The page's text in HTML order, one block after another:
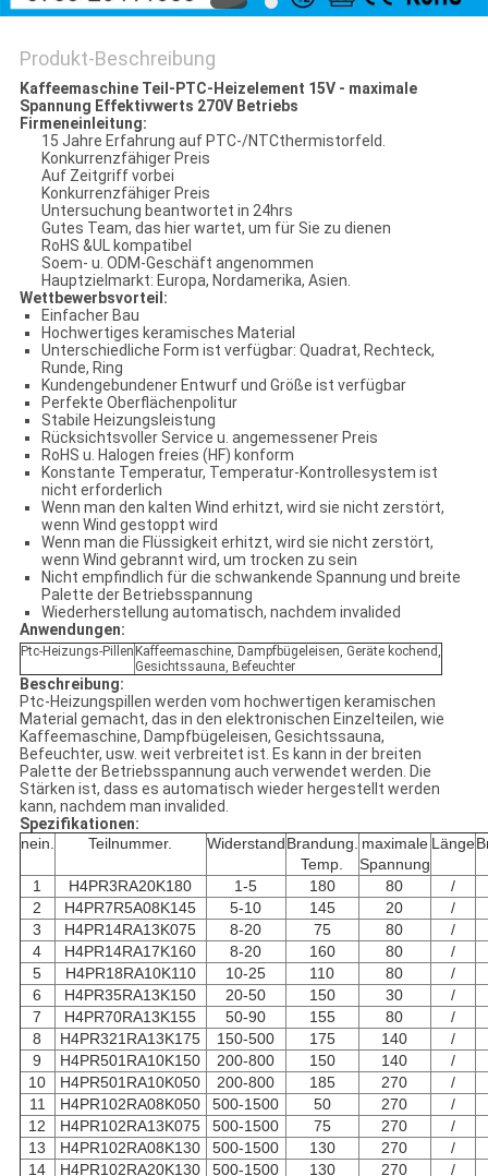
Produkt-Beschreibung
Kaffeemaschine Teil-PTC-Heizelement 15V - maximale
Spannung Effektivwerts 270V Betriebs
Firmeneinleitung:
15 Jahre Erfahrung auf PTC-/NTCthermistorfeld.
Konkurrenzfähiger Preis
Auf Zeitgriff vorbei
Konkurrenzfähiger Preis
Untersuchung beantwortet in 24hrs
Gutes Team, das hier wartet, um für Sie zu dienen
RoHS &UL kompatibel
Soem- u. ODM-Geschäft angenommen
Hauptzielmarkt: Europa, Nordamerika, Asien.
Wettbewerbsvorteil:
Einfacher Bau
Hochwertiges keramisches Material
Unterschiedliche Form ist verfügbar: Quadrat, Rechteck,
Runde, Ring
Kundengebundener Entwurf und Größe ist verfügbar
Perfekte Oberflächenpolitur
Stabile Heizungsleistung
Rücksichtsvoller Service u. angemessener Preis
RoHS u. Halogen freies (HF) konform
Konstante Temperatur, Temperatur-Kontrollesystem ist
nicht erforderlich
Wenn man den kalten Wind erhitzt, wird sie nicht zerstört,
wenn Wind gestoppt wird
Wenn man die Flüssigkeit erhitzt, wird sie nicht zerstört,
wenn Wind gebrannt wird, um trocken zu sein
Nicht empfindlich für die schwankende Spannung und breite
Palette der Betriebsspannung
Wiederherstellung automatisch, nachdem invalided
Anwendungen:
Ptc-Heizungs-Pillen Kaffeemaschine, Dampfbügeleisen, Geräte kochend,
Gesichtssauna, Befeuchter
Beschreibung:
Ptc-Heizungspillen werden vom hochwertigen keramischen
Material gemacht, das in den elektronischen Einzelteilen, wie
Kaffeemaschine, Dampfbügeleisen, Gesichtssauna,
Befeuchter, usw. weit verbreitet ist. Es kann in der breiten
Palette der Betriebsspannung auch verwendet werden. Die
Stärken ist, dass es automatisch wieder hergestellt werden
kann, nachdem man invalided.
Spezifikationen:
nein.
Teilnummer. WiderstandBrandung.
Temp.
maximale
Spannung
Länge
1 H4PR3RA20K180 1-5 180 80
/
2
H4PR7R5A08K145 5-10 145 20
/
3
H4PR14RA13K075 8-20 75 80
/
4
H4PR14RA17K160 8-20 160 80
/
5
H4PR18RA10K110 10-25 110 80
/
6
H4PR35RA13K150 20-50 150 30
/
7
H4PR70RA13K155 50-90 155 80
/
8
H4PR321RA13K175 150-500 175 140
/
9
H4PR501RA10K150 200-800 150 140
/
10
H4PR501RA10K050 200-800 185 270
/
11
H4PR102RA08K050 500-1500 50 270
/
12
H4PR102RA13K075 500-1500 75 270
/
13
H4PR102RA08K130 500-1500 130 270
/
14
H4PR102RA20K130 500-1500 130 270 /